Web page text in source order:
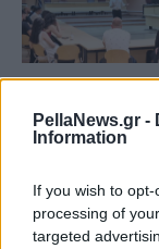
PellaNews.gr -
Information
If you wish to
processing of
targeted